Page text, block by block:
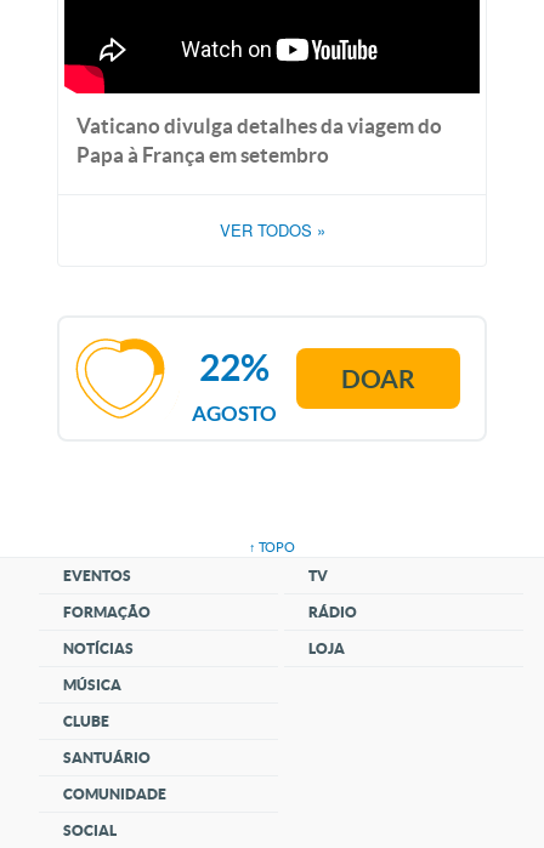
Vaticano divulga detalhes da viagem do
Papa à França em setembro
VER TODOS »
AGOSTO
22% DOAR
↑ TOPO
EVENTOS
FORMAÇÃO
NOTÍCIAS
MÚSICA
CLUBE
SANTUÁRIO
COMUNIDADE
SOCIAL
TV
RÁDIO
LOJA